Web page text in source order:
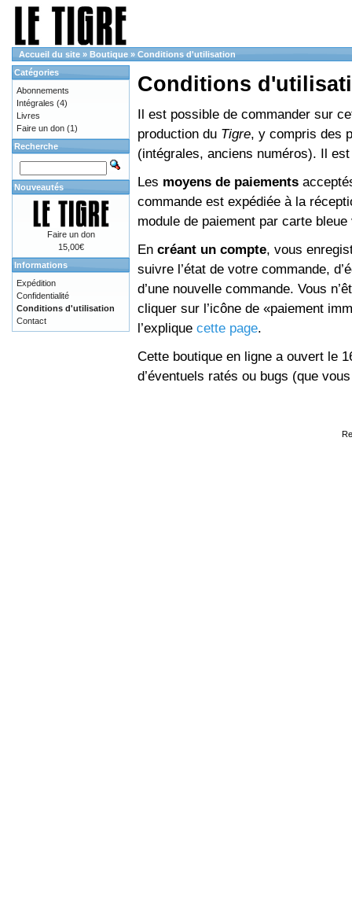
Accueil du site » Boutique » Conditions d'utilisation
Conditions
Il est possible de commander sur
production du Tigre, y compris des
(intégrales, anciens numéros). Il
Les moyens de paiements
commande est expédiée à la
module de paiement par carte
En créant un compte, vous
suivre l’état de votre commande,
d’une nouvelle commande. Vous
cliquer sur l’icône de «paiement
l’explique cette page.
Cette boutique en ligne a ouvert le
d’éventuels ratés ou bugs (que
Catégories
Abonnements
Intégrales (4)
Livres
Faire un don (1)
Recherche
Nouveautés
Faire un don
15,00€
Informations
Expédition
Confidentialité
Conditions d'utilisation
Contact